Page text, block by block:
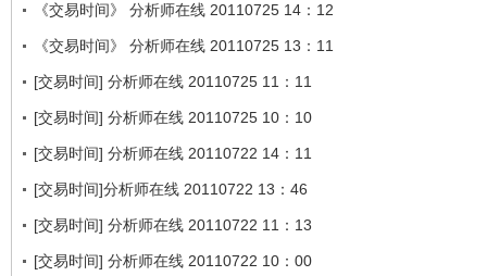
《交易时间》 分析师在线 20110725 14：12
《交易时间》 分析师在线 20110725 13：11
[交易时间] 分析师在线 20110725 11：11
[交易时间] 分析师在线 20110725 10：10
[交易时间] 分析师在线 20110722 14：11
[交易时间]分析师在线 20110722 13：46
[交易时间] 分析师在线 20110722 11：13
[交易时间] 分析师在线 20110722 10：00